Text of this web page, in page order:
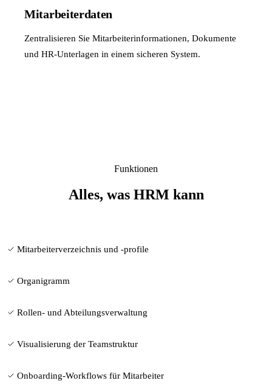
Mitarbeiterdaten
Zentralisieren Sie Mitarbeiterinformationen, Dokumente
und HR-Unterlagen in einem sicheren System.
Funktionen
Alles, was HRM kann
Mitarbeiterverzeichnis und -profile
Organigramm
Rollen- und Abteilungsverwaltung
Visualisierung der Teamstruktur
Onboarding-Workflows für Mitarbeiter